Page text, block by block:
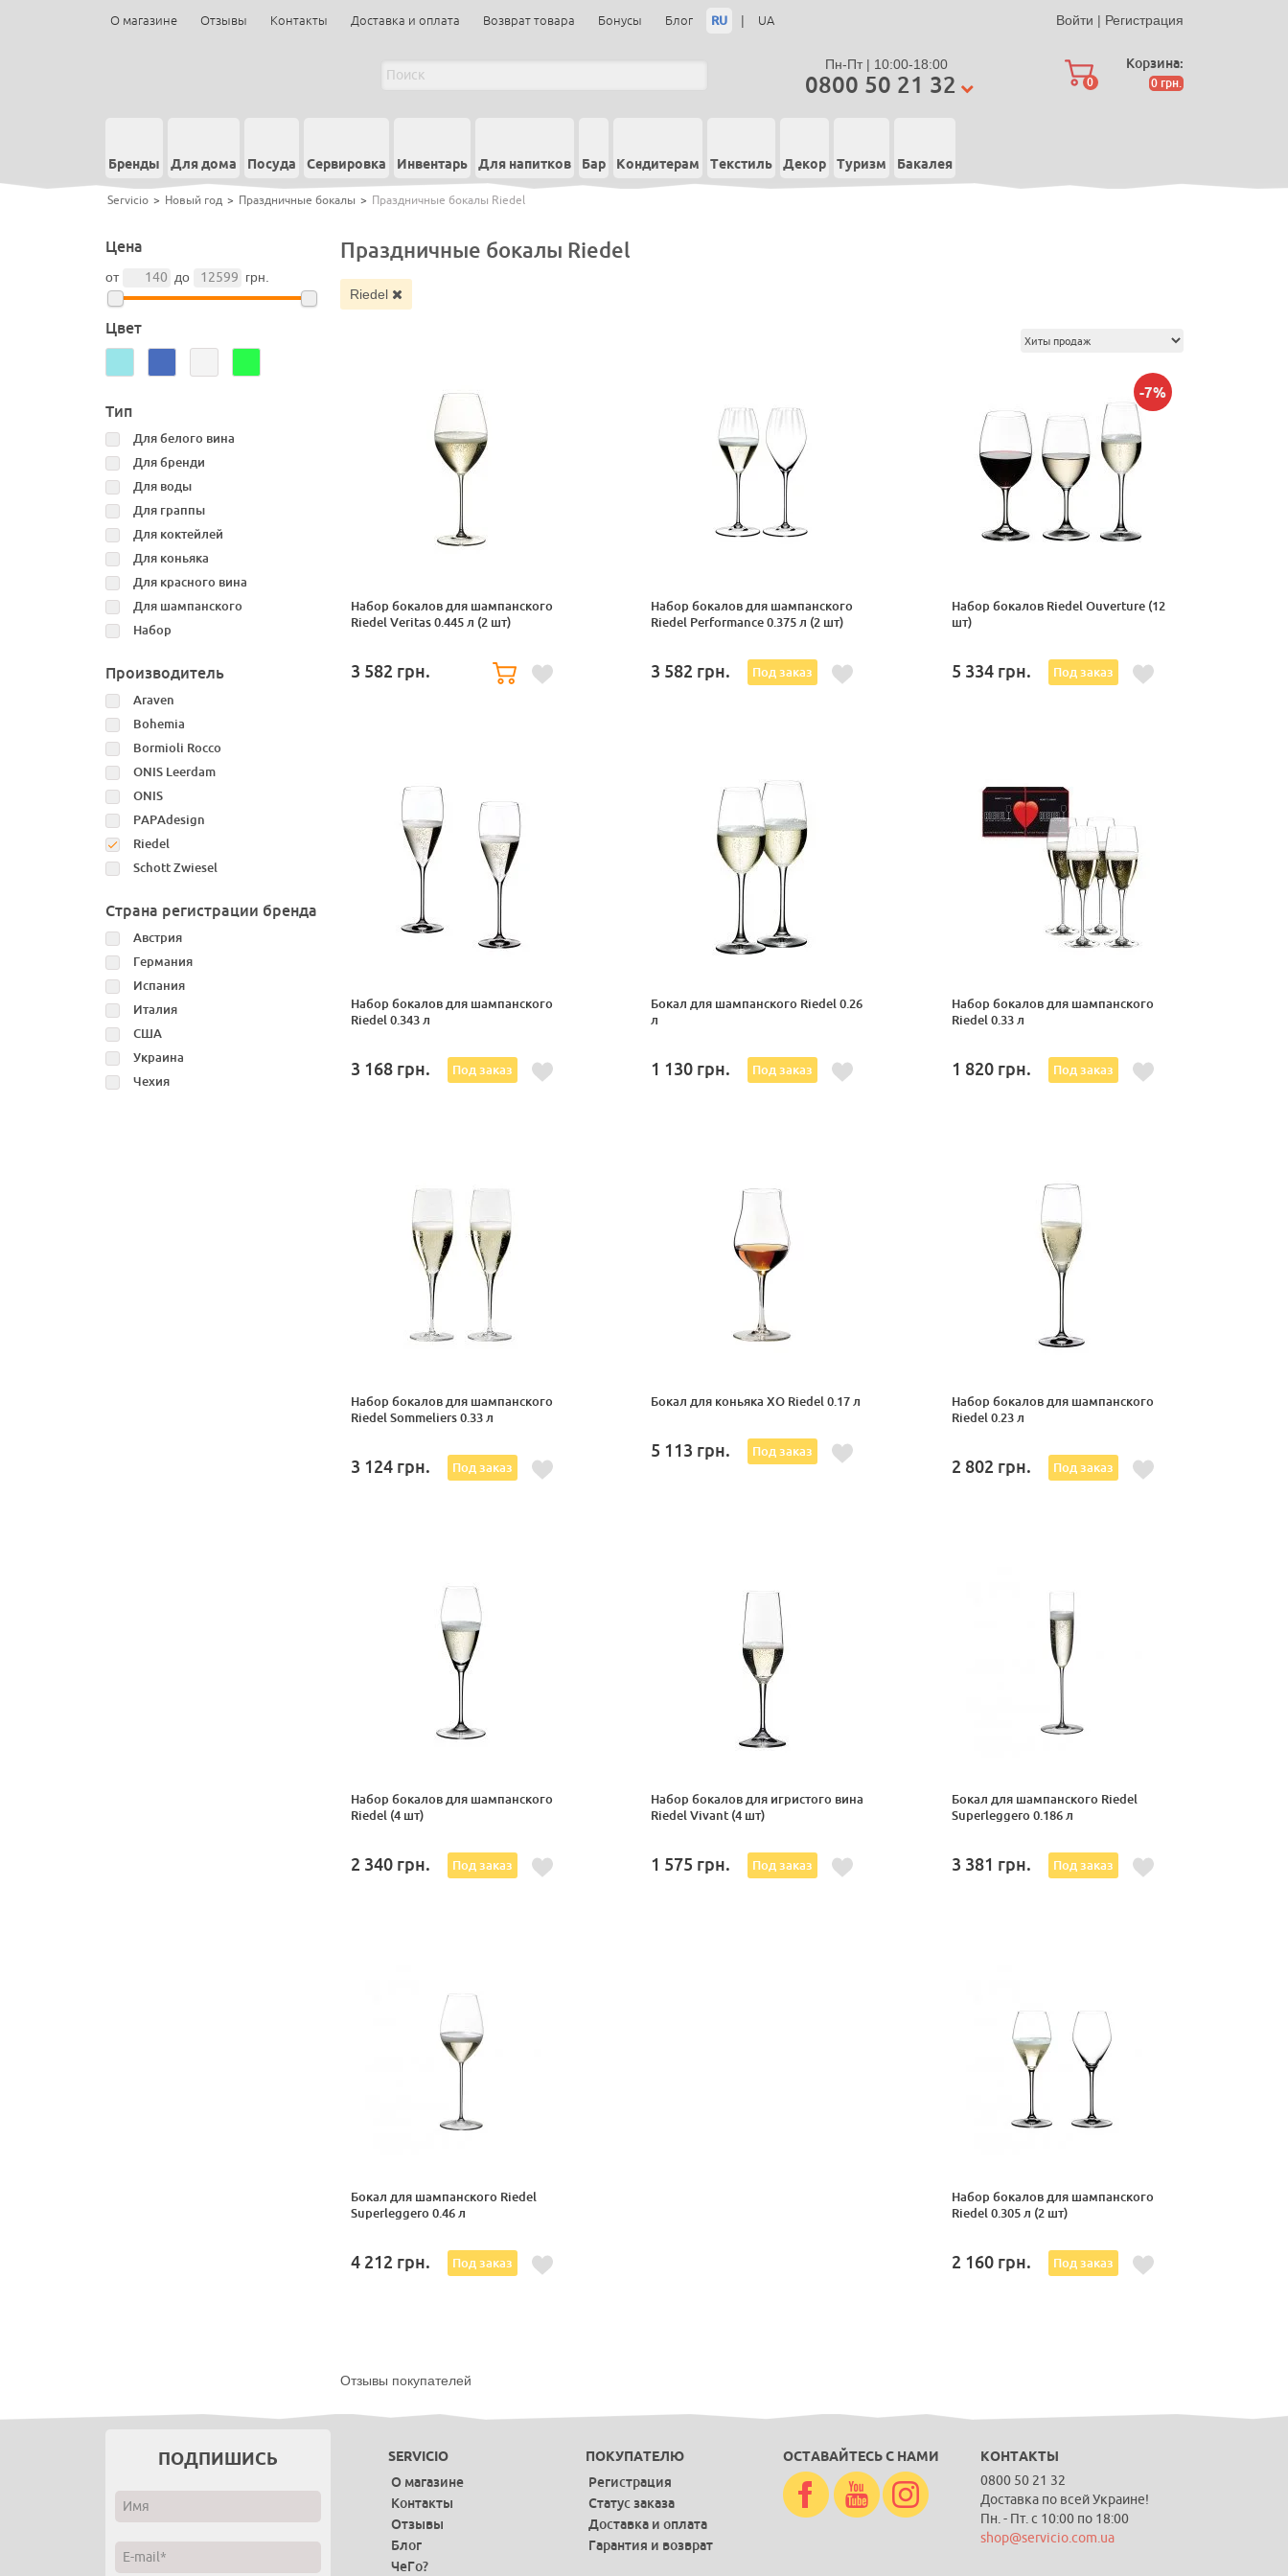
О магазине Отзывы Контакты Доставка и оплата Возврат товара Бонусы Блог RU | UA Войти | Регистрация
Пн-Пт | 10:00-18:00
0800 50 21 32 0
Корзина:
0 грн.
Бренды Для дома Посуда Сервировка Инвентарь Для напитков Бар Кондитерам Текстиль Декор Туризм Бакалея
Servicio > Новый год > Праздничные бокалы > Праздничные бокалы Riedel
Цена
от до грн.
Цвет
Тип
Для белого вина
Для бренди
Для воды
Для граппы
Для коктейлей
Для коньяка
Для красного вина
Для шампанского
Набор
Производитель
Araven
Bohemia
Bormioli Rocco
ONIS Leerdam
ONIS
PAPAdesign
Riedel
Schott Zwiesel
Страна регистрации бренда
Австрия
Германия
Испания
Италия
США
Украина
Чехия
Праздничные бокалы Riedel
Riedel
Набор бокалов для шампанского
Riedel Veritas 0.445 л (2 шт)
3 582 грн.
Набор бокалов для шампанского
Riedel Performance 0.375 л (2 шт)
3 582 грн. Под заказ
-7%
Набор бокалов Riedel Ouverture (12
шт)
5 334 грн. Под заказ
Набор бокалов для шампанского
Riedel 0.343 л
3 168 грн. Под заказ
Бокал для шампанского Riedel 0.26
л
1 130 грн. Под заказ
Набор бокалов для шампанского
Riedel 0.33 л
1 820 грн. Под заказ
Набор бокалов для шампанского
Riedel Sommeliers 0.33 л
3 124 грн. Под заказ
Бокал для коньяка XO Riedel 0.17 л
5 113 грн. Под заказ
Набор бокалов для шампанского
Riedel 0.23 л
2 802 грн. Под заказ
Набор бокалов для шампанского
Riedel (4 шт)
2 340 грн. Под заказ
Набор бокалов для игристого вина
Riedel Vivant (4 шт)
1 575 грн. Под заказ
Бокал для шампанского Riedel
Superleggero 0.186 л
3 381 грн. Под заказ
Бокал для шампанского Riedel
Superleggero 0.46 л
4 212 грн. Под заказ
Набор бокалов для шампанского
Riedel 0.305 л (2 шт)
2 160 грн. Под заказ
Отзывы покупателей
ПОДПИШИСЬ SERVICIO
О магазине
Контакты
Отзывы
Блог
ЧеГо?
ПОКУПАТЕЛЮ
Регистрация
Статус заказа
Доставка и оплата
Гарантия и возврат
ОСТАВАЙТЕСЬ С НАМИ КОНТАКТЫ
0800 50 21 32
Доставка по всей Украине!
Пн. - Пт. с 10:00 по 18:00
shop@servicio.com.ua